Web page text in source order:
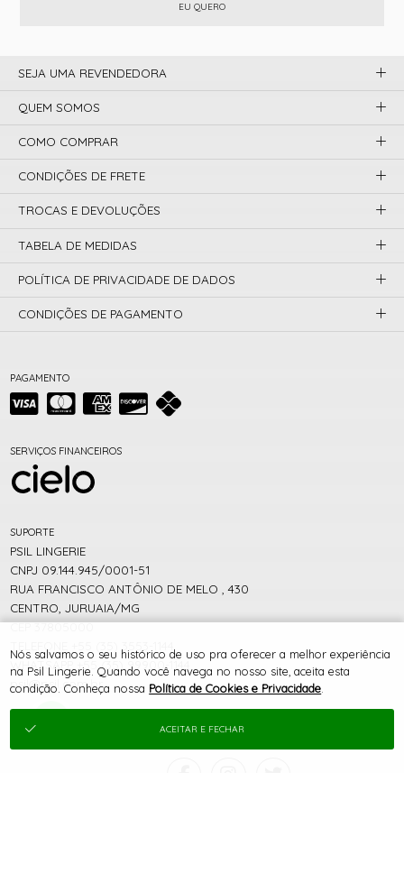
EU QUERO
PAGAMENTO
SERVIÇOS FINANCEIROS
SUPORTE
PSIL LINGERIE
CNPJ 09.144.945/0001-51
RUA FRANCISCO ANTÔNIO DE MELO , 430
CENTRO, JURUAIA/MG
CEP 37805000
WHATSAPP +55 (35) 99900-1144
psil@psil.com.br
SEJA UMA REVENDEDORA
QUEM SOMOS
COMO COMPRAR
CONDIÇÕES DE FRETE
TROCAS E DEVOLUÇÕES
TABELA DE MEDIDAS
POLÍTICA DE PRIVACIDADE DE DADOS
CONDIÇÕES DE PAGAMENTO
Nós salvamos o seu histórico de uso pra oferecer a melhor experiência
na Psil Lingerie. Quando você navega no nosso site, aceita esta
condição. Conheça nossa Política de Cookies e Privacidade
ACEITAR E FECHAR